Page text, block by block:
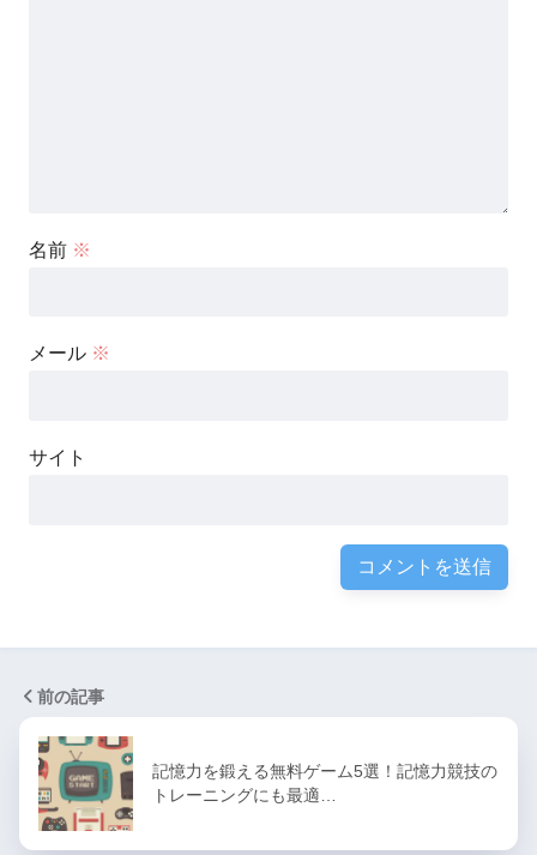
名前 ※
メール ※
サイト
前の記事
記憶力を鍛える無料ゲーム5選！記憶力競技の
トレーニングにも最適…